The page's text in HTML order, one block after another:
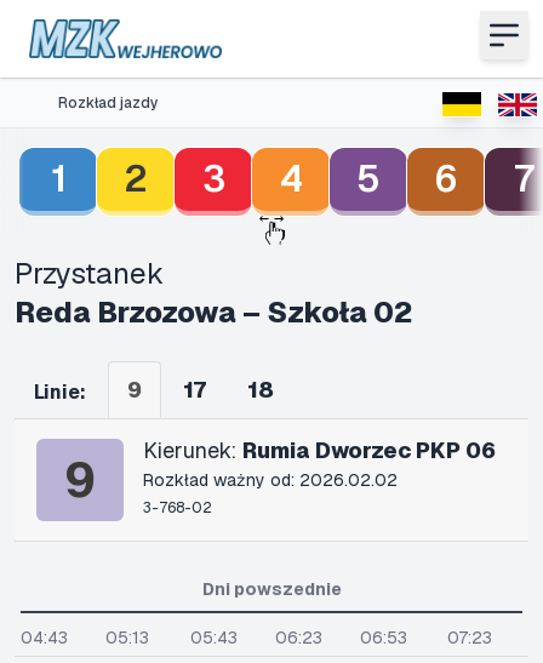
Rozkład jazdy
1 2 3 4 5 6 7
Przystanek
Reda Brzozowa – Szkoła 02
Linie: 9 17 18
9 Kierunek: Rumia Dworzec PKP 06
Rozkład ważny od: 2026.02.02
3-768-02
Dni powszednie
04:43 05:13 05:43 06:23 06:53
07:23